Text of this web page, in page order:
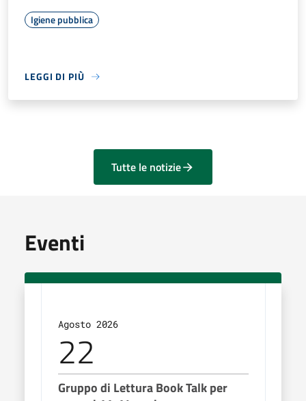
Igiene pubblica
LEGGI DI PIÙ
Tutte le notizie
Eventi
Agosto 2026
22
Gruppo di Lettura Book Talk per